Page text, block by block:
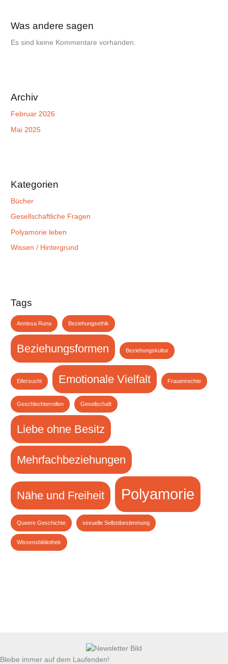
Was andere sagen
Es sind keine Kommentare vorhanden.
Archiv
Februar 2026
Mai 2025
Kategorien
Bücher
Gesellschaftliche Fragen
Polyamorie leben
Wissen / Hintergrund
Tags
Annissa Runa Beziehungsethik
Beziehungsformen Beziehungskultur
Eifersucht Emotionale Vielfalt Frauenrechte
Geschlechterrollen Gesellschaft
Liebe ohne Besitz
Mehrfachbeziehungen
Nähe und Freiheit Polyamorie
Queere Geschichte sexuelle Selbstbestimmung
Wissensbibliothek
Bleibe immer auf dem Laufenden!